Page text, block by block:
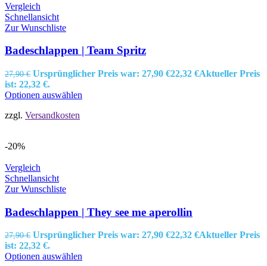
Vergleich
Schnellansicht
Zur Wunschliste
Badeschlappen | Team Spritz
27,90€ Ursprünglicher Preis war: 27,90 €22,32 €Aktueller Preis
ist: 22,32 €.
Optionen auswählen
zzgl. Versandkosten
-20%
Vergleich
Schnellansicht
Zur Wunschliste
Badeschlappen | They see me aperollin
27,90€ Ursprünglicher Preis war: 27,90 €22,32 €Aktueller Preis
ist: 22,32 €.
Optionen auswählen